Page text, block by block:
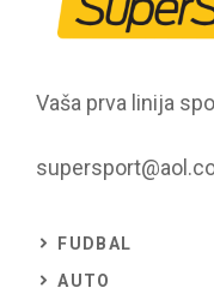
Vaša prva linija
FUDBAL
AUTO